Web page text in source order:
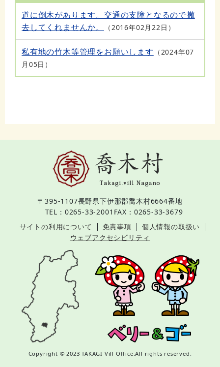
道に倒木があります。交通の支障となるので撤
去してくれませんか。
2016年02月22日
私有地の竹木等管理をお願いします
2024年07
月05日
〒395-1107長野県下伊那郡喬木村6664番地
TEL：0265-33-2001 FAX：0265-33-3679
サイトの利用について
免責事項
個人情報の取扱い
ウェブアクセシビリティ
Copyright © 2023 TAKAGI Vill Office.All rights reserved.